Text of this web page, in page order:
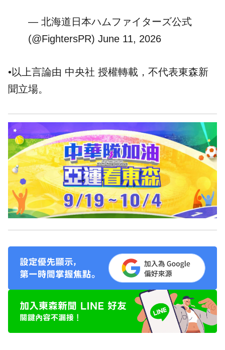
— 北海道日本ハムファイターズ公式
(@FightersPR) June 11, 2026
•以上言論由 中央社 授權轉載，不代表東森新
聞立場。